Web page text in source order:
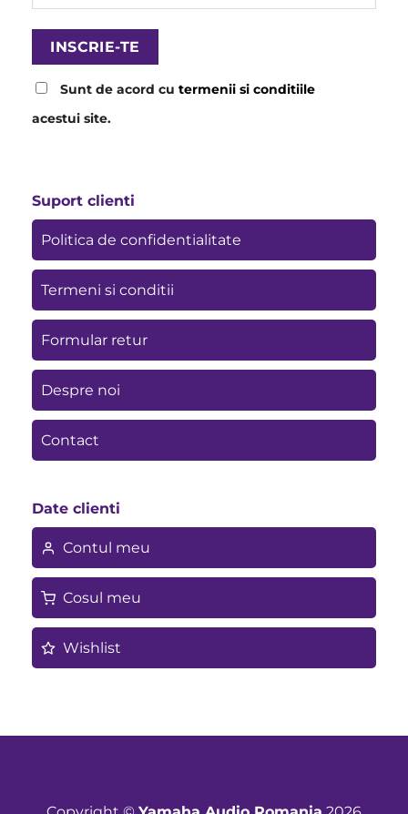
Sunt de acord cu termenii si conditiile
acestui site.
Suport clienti
Politica de confidentialitate
Termeni si conditii
Formular retur
Despre noi
Contact
Date clienti
Contul meu
Cosul meu
Wishlist